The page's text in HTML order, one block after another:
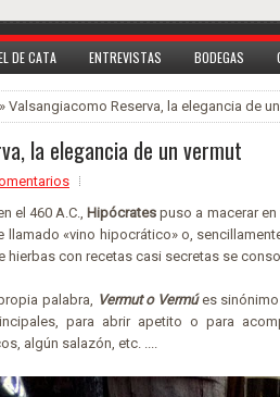
DE CATA ENTREVISTAS BODEGAS
» Valsangiacomo Reserva, la elegancia de
la elegancia de un vermut
el 460 A.C., Hipócrates puso a macerar
llamado «vino hipocrático» o,
hierbas con recetas casi secretas se
palabra, Vermut o Vermúes sinónimo
para abrir apetito o para
algún salazón, etc. ....